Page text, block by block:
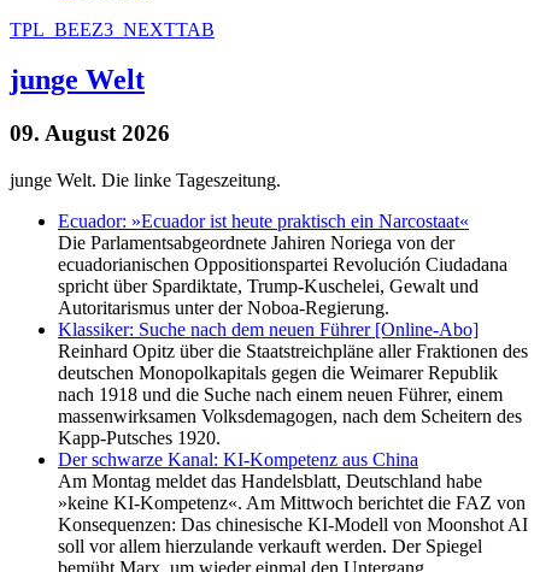
TPL_BEEZ3_NEXTTAB
junge Welt
09. August 2026
junge Welt. Die linke Tageszeitung.
Ecuador: »Ecuador ist heute praktisch ein Narcostaat«
Die Parlamentsabgeordnete Jahiren Noriega von der
ecuadorianischen Oppositionspartei Revolución Ciudadana
spricht über Spardiktate, Trump-Kuschelei, Gewalt und
Autoritarismus unter der Noboa-Regierung.
Klassiker: Suche nach dem neuen Führer [Online-Abo]
Reinhard Opitz über die Staatstreichpläne aller Fraktionen des
deutschen Monopolkapitals gegen die Weimarer Republik
nach 1918 und die Suche nach einem neuen Führer, einem
massenwirksamen Volksdemagogen, nach dem Scheitern des
Kapp-Putsches 1920.
Der schwarze Kanal: KI-Kompetenz aus China
Am Montag meldet das Handelsblatt, Deutschland habe
»keine KI-Kompetenz«. Am Mittwoch berichtet die FAZ von
Konsequenzen: Das chinesische KI-Modell von Moonshot AI
soll vor allem hierzulande verkauft werden. Der Spiegel
bemüht Marx, um wieder einmal den Untergang